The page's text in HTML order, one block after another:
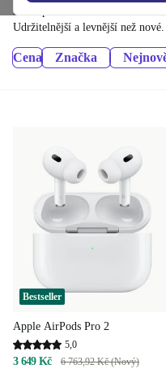
Dříve použité Sluchátka –
Udržitelnější a levnější než nové.
Cena Značka
Bestseller
Apple AirPods Pro 2
5,0
3 649 Kč 6 763,92 Kč (Nový)